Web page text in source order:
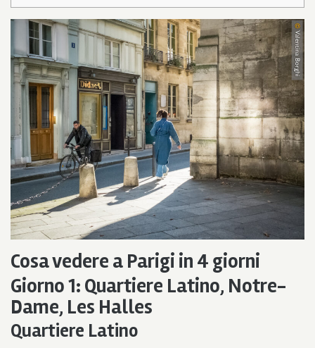
Cosa vedere a Parigi in 4 giorni
Giorno 1: Quartiere Latino, Notre-
Dame, Les Halles
Quartiere Latino